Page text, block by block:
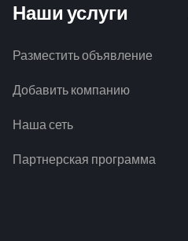
Наши услуги
Разместить объявление
Добавить компанию
Наша сеть
Партнерская программа